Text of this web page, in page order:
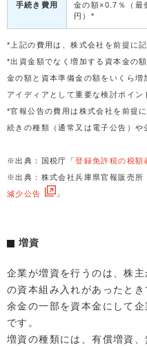
手続き費用
金の額×0.7％（最
円）*
*上記の費用は、株式会社を前提に記
*出資金額でなく増加する資本金の
金の額と資本準備金の額をいくら
アイディアとして重要な検討ポイン
*官報公告の費用は株式会社を前提
続きの種類（通常又は電子公告）や
※出典：国税庁「登録免許税の税額
※出典：株式会社兵庫県官報販売所
減少公告
」
増資
企業が増資を行うのは、株
の資本組み入れがあったと
余金の一部を資本金にして
です。
増資の種類には、有償増資